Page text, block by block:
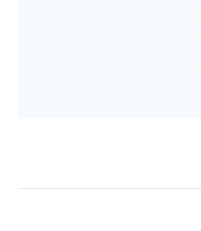
مادر گرفت و گفت :